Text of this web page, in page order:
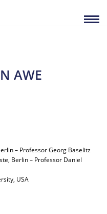
AWE
– Professor Georg Baselitz
Berlin – Professor Daniel
USA